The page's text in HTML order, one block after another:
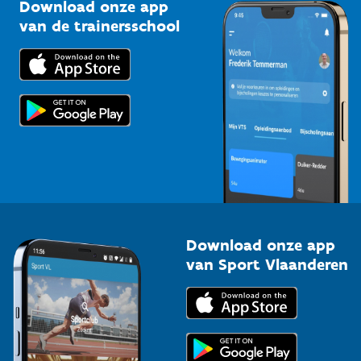
Bedrijven
Trainers en begeleiders
Topsporters
Downloads
Voor de pers
Download onze app
van de trainersschool
Download onze app
van Sport Vlaanderen